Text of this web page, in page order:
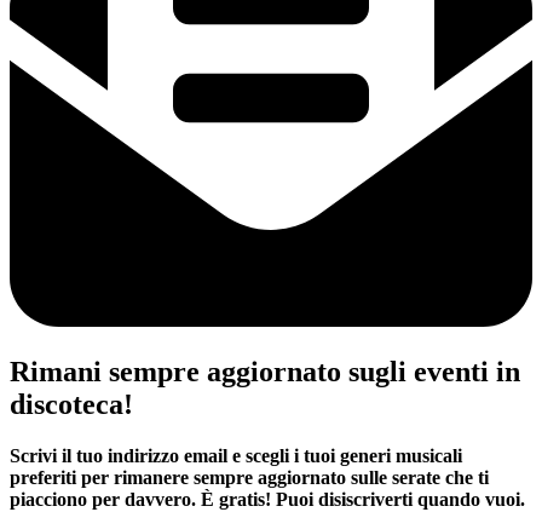
Rimani sempre aggiornato sugli eventi in
discoteca!
Scrivi il tuo indirizzo email e scegli i tuoi generi musicali
preferiti per rimanere sempre aggiornato sulle serate che ti
piacciono per davvero. È gratis! Puoi disiscriverti quando vuoi.